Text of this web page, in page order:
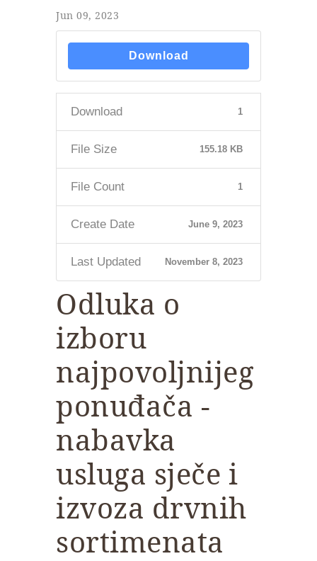
Jun 09, 2023
Download
Download 1
File Size 155.18 KB
File Count 1
Create Date June 9, 2023
Last Updated November 8, 2023
Odluka o
izboru
najpovoljnijeg
ponuđača -
nabavka
usluga sječe i
izvoza drvnih
sortimenata